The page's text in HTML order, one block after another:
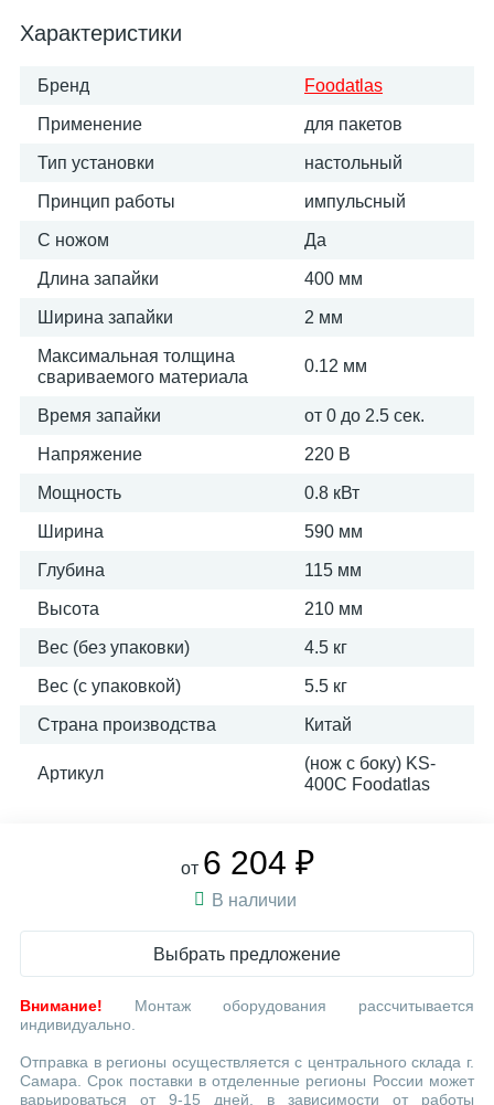
Характеристики
Бренд Foodatlas
Применение для пакетов
Тип установки настольный
Принцип работы импульсный
С ножом Да
Длина запайки 400 мм
Ширина запайки 2 мм
Максимальная толщина
свариваемого материала
0.12 мм
Время запайки от 0 до 2.5 сек.
Напряжение 220 В
Мощность 0.8 кВт
Ширина 590 мм
Глубина 115 мм
Высота 210 мм
Вес (без упаковки) 4.5 кг
Вес (с упаковкой) 5.5 кг
Страна производства Китай
Артикул
(нож с боку) KS-
400C Foodatlas
от 6 204 ₽
В наличии
Выбрать предложение
Внимание! Монтаж оборудования рассчитывается
индивидуально.
Отправка в регионы осуществляется с центрального склада г.
Самара. Срок поставки в отделенные регионы России может
варьироваться от 9-15 дней, в зависимости от работы